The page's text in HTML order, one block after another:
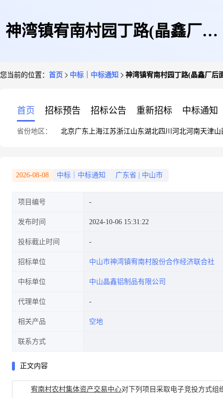
神湾镇宥南村园丁路(晶鑫厂后
您当前的位置： 首页 中标｜中标通知 神湾镇宥南村园丁路(晶鑫厂后
首页 招标预告 招标公告 重新招标 中标通知
省份地区： 北京广东 上海江苏浙江山东湖北四川 河北河南天津山
2026-08-08 中标｜中标通知 广东省 中山市
项目编号
发布时间 2024-10-06 15:31:22
投标截止时间
招标单位 中山市神湾镇宥南村股份合作经济联合社
中标单位 中山晶鑫铝制品有限公司
代理单位
相关产品 空地
联系方式
正文内容
宥南村农村集体资产交易中心对下列项目采取电子竞投方式组